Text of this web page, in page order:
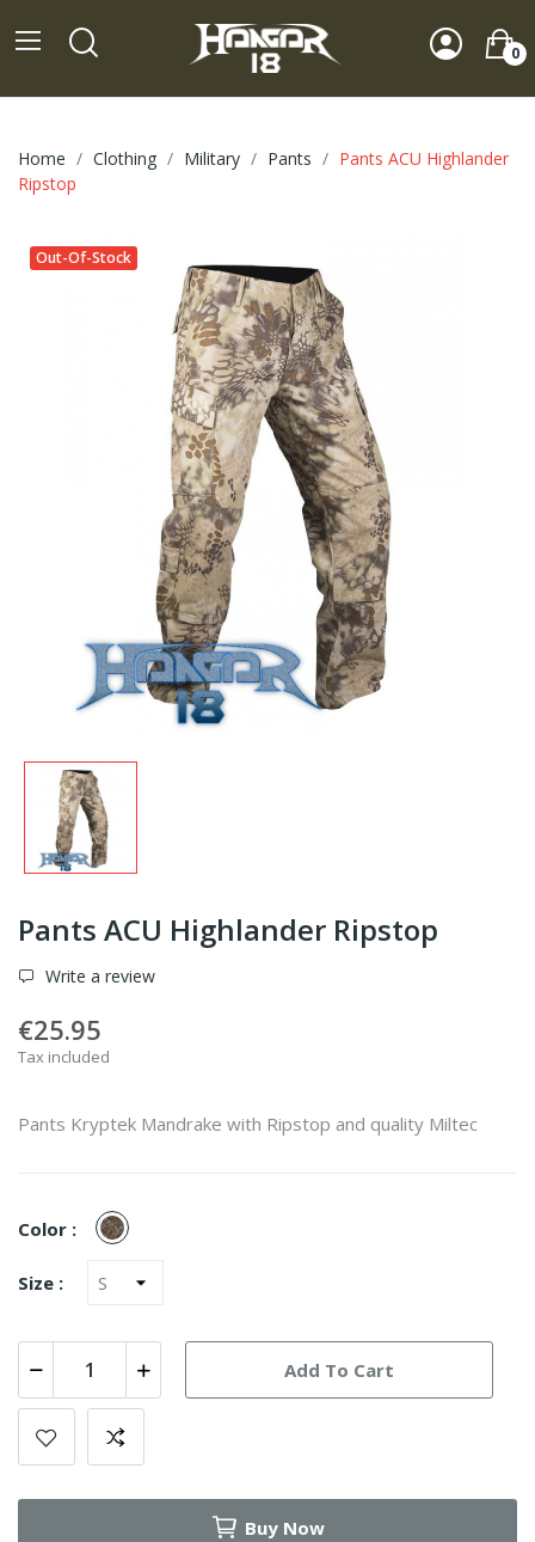
0
Home Clothing Military Pants
Pants ACU Highlander
Ripstop
Out-Of-Stock
Pants ACU Highlander Ripstop
Write a review
€25.95
Tax included
Pants Kryptek Mandrake with Ripstop and quality Miltec
Color : Highlander
Size :
Add To Cart
Buy Now